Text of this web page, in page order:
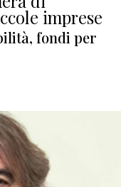
imprese
fondi per